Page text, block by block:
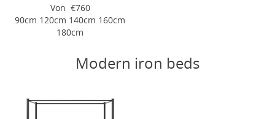
Von €760
90cm 120cm 140cm 160cm
180cm
Modern iron beds